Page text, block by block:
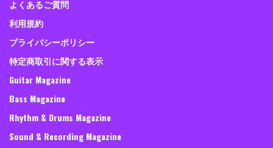
よくあるご質問
利用規約
プライバシーポリシー
特定商取引に関する表示
Guitar Magazine
Bass Magazine
Rhythm & Drums Magazine
Sound & Recording Magazine